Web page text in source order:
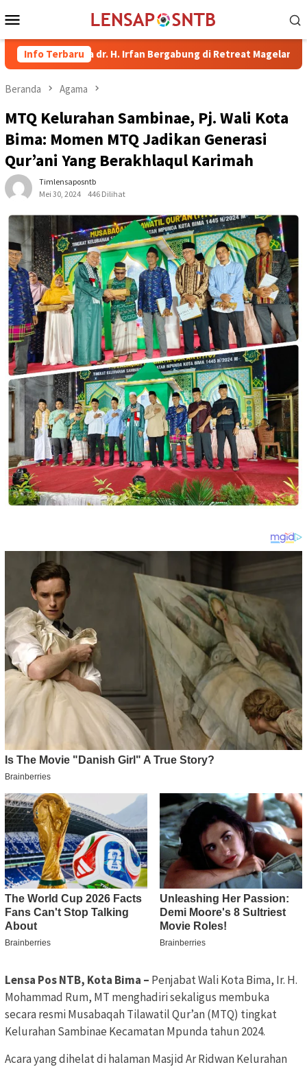
ke
Mobile
Info Terbaru
dr. H. Irfan Bergabung di Retreat Magelang Rutan
Beranda Agama
MTQ Kelurahan Sambinae, Pj. Wali Kota
Bima: Momen MTQ Jadikan Generasi
Qur’ani Yang Berakhlaqul Karimah
Timlensaposntb
Mei 30, 2024
446 Dilihat
Lensa Pos NTB, Kota Bima – Penjabat Wali Kota Bima, Ir. H.
Mohammad Rum, MT menghadiri sekaligus membuka
secara resmi Musabaqah Tilawatil Qur’an (MTQ) tingkat
Kelurahan Sambinae Kecamatan Mpunda tahun 2024.
Acara yang dihelat di halaman Masjid Ar Ridwan Kelurahan